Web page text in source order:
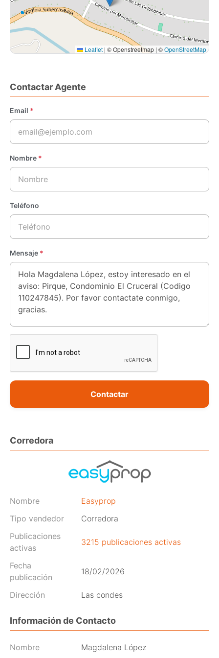
Leaflet | © Openstreetmap | ©OpenStreetMap
Contactar Agente
Email *
Nombre *
Teléfono
Mensaje *
Contactar
Corredora
Nombre
Easyprop
Tipo vendedor
Corredora
Publicaciones
activas
3215 publicaciones activas
Fecha
publicación
18/02/2026
Dirección Las condes
Información de Contacto
Nombre
Magdalena López